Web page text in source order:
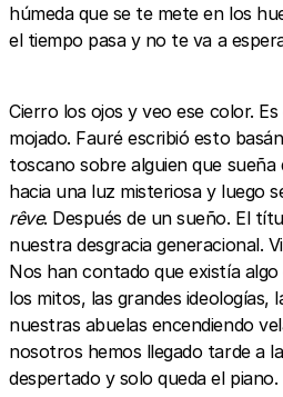
húmeda que se te mete en los
el tiempo pasa y no te va a
Cierro los ojos y veo ese color.
mojado. Fauré escribió esto
toscano sobre alguien que sueña
hacia una luz misteriosa y luego
rêve. Después de un sueño. El
nuestra desgracia generacional.
Nos han contado que existía
los mitos, las grandes ideologías,
nuestras abuelas encendiendo
nosotros hemos llegado tarde a
despertado y solo queda el piano.